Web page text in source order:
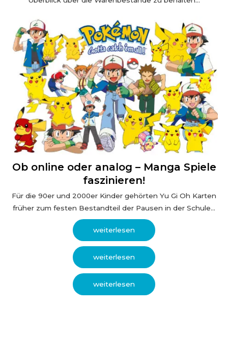
Ob online oder analog – Manga Spiele
faszinieren!
Für die 90er und 2000er Kinder gehörten Yu Gi Oh Karten
früher zum festen Bestandteil der Pausen in der Schule...
weiterlesen
weiterlesen
weiterlesen